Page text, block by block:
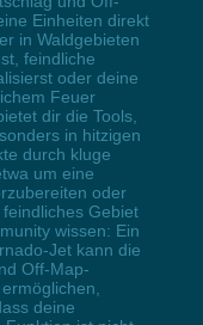
Einheiten direkt
in Waldgebieten
feindliche
oder deine
Feuer
dir die Tools,
in hitzigen
durch kluge
um eine
oder
Gebiet
wissen: Ein
Jet kann die
Off-Map-
deine